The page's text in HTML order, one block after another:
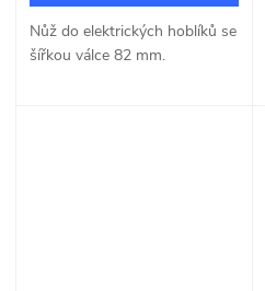
Nůž do elektrických hoblíků se
šířkou válce 82 mm.